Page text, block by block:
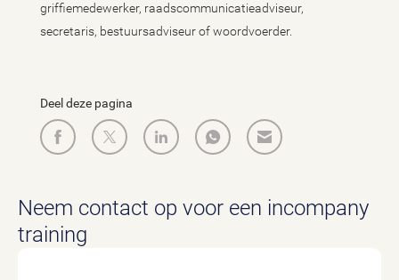
griffiemedewerker, raadscommunicatieadviseur,
secretaris, bestuursadviseur of woordvoerder.
Deel deze pagina
Neem contact op voor een incompany
training